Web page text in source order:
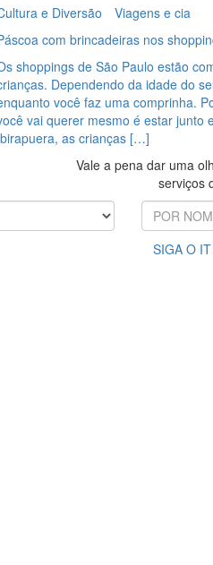
e Diversão
Viagens e cia
com brincadeiras nos
shoppings de São Paulo estão
Dependendo da idade do
você faz uma comprinha.
vai querer mesmo é estar
as crianças […]
Vale a pena dar uma
serviços
SIGA O